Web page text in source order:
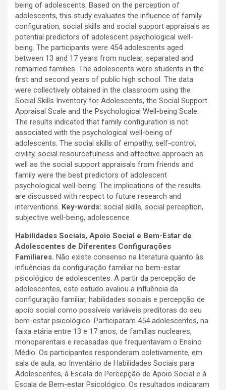
being of adolescents. Based on the perception of
adolescents, this study evaluates the influence of family
configuration, social skills and social support appraisals as
potential predictors of adolescent psychological well-
being. The participants were 454 adolescents aged
between 13 and 17 years from nuclear, separated and
remarried families. The adolescents were students in the
first and second years of public high school. The data
were collectively obtained in the classroom using the
Social Skills Inventory for Adolescents, the Social Support
Appraisal Scale and the Psychological Well-being Scale.
The results indicated that family configuration is not
associated with the psychological well-being of
adolescents. The social skills of empathy, self-control,
civility, social resourcefulness and affective approach as
well as the social support appraisals from friends and
family were the best predictors of adolescent
psychological well-being. The implications of the results
are discussed with respect to future research and
interventions. Key-words: social skills, social perception,
subjective well-being, adolescence
Habilidades Sociais, Apoio Social e Bem-Estar de
Adolescentes de Diferentes Configurações
Familiares. Não existe consenso na literatura quanto às
influências da configuração familiar no bem-estar
psicológico de adolescentes. A partir da percepção de
adolescentes, este estudo avaliou a influência da
configuração familiar, habilidades sociais e percepção de
apoio social como possíveis variáveis preditoras do seu
bem-estar psicológico. Participaram 454 adolescentes, na
faixa etária entre 13 e 17 anos, de famílias nucleares,
monoparentais e recasadas que frequentavam o Ensino
Médio. Os participantes responderam coletivamente, em
sala de aula, ao Inventário de Habilidades Sociais para
Adolescentes, à Escala de Percepção de Apoio Social e à
Escala de Bem-estar Psicológico. Os resultados indicaram